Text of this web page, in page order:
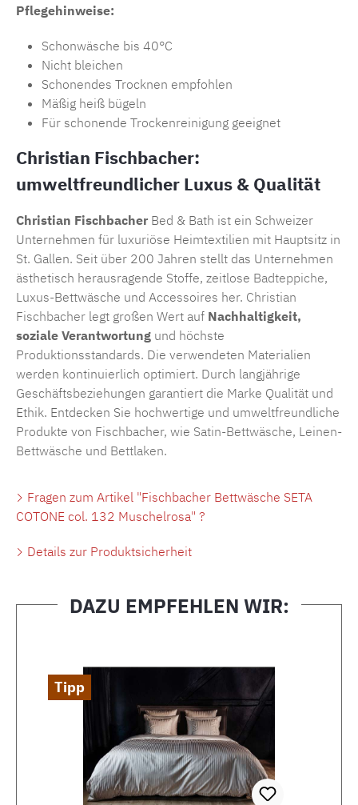
Pflegehinweise:
Schonwäsche bis 40°C
Nicht bleichen
Schonendes Trocknen empfohlen
Mäßig heiß bügeln
Für schonende Trockenreinigung geeignet
Christian Fischbacher:
umweltfreundlicher Luxus & Qualität
Christian Fischbacher Bed & Bath ist ein Schweizer
Unternehmen für luxuriöse Heimtextilien mit Hauptsitz in
St. Gallen. Seit über 200 Jahren stellt das Unternehmen
ästhetisch herausragende Stoffe, zeitlose Badteppiche,
Luxus-Bettwäsche und Accessoires her. Christian
Fischbacher legt großen Wert auf Nachhaltigkeit,
soziale Verantwortung und höchste
Produktionsstandards. Die verwendeten Materialien
werden kontinuierlich optimiert. Durch langjährige
Geschäftsbeziehungen garantiert die Marke Qualität und
Ethik. Entdecken Sie hochwertige und umweltfreundliche
Produkte von Fischbacher, wie Satin-Bettwäsche, Leinen-
Bettwäsche und Bettlaken.
Fragen zum Artikel "Fischbacher Bettwäsche SETA
COTONE col. 132 Muschelrosa" ?
Details zur Produktsicherheit
DAZU EMPFEHLEN WIR:
Tipp